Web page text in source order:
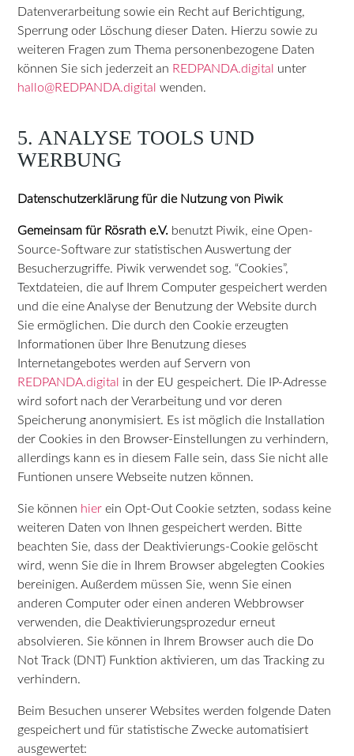
Datenverarbeitung sowie ein Recht auf Berichtigung,
Sperrung oder Löschung dieser Daten. Hierzu sowie zu
weiteren Fragen zum Thema personenbezogene Daten
können Sie sich jederzeit an REDPANDA.digital
unter
hallo@REDPANDA.digitalwenden.
5. ANALYSE TOOLS UND
WERBUNG
Datenschutzerklärung für die Nutzung von Piwik
Gemeinsam für Rösrath e.V. benutzt Piwik, eine Open-
Source-Software zur statistischen Auswertung der
Besucherzugriffe. Piwik verwendet sog. “Cookies”,
Textdateien, die auf Ihrem Computer gespeichert werden
und die eine Analyse der Benutzung der Website durch
Sie ermöglichen. Die durch den Cookie erzeugten
Informationen über Ihre Benutzung dieses
Internetangebotes werden auf Servern von
REDPANDA.digital
in der EU gespeichert. Die IP-Adresse
wird sofort nach der Verarbeitung und vor deren
Speicherung anonymisiert. Es ist möglich die Installation
der Cookies in den Browser-Einstellungen zu verhindern,
allerdings kann es in diesem Falle sein, dass Sie nicht alle
Funtionen unsere Webseite nutzen können.
Sie können hier ein Opt-Out Cookie setzten, sodass keine
weiteren Daten von Ihnen gespeichert werden. Bitte
beachten Sie, dass der Deaktivierungs-Cookie gelöscht
wird, wenn Sie die in Ihrem Browser abgelegten Cookies
bereinigen. Außerdem müssen Sie, wenn Sie einen
anderen Computer oder einen anderen Webbrowser
verwenden, die Deaktivierungsprozedur erneut
absolvieren. Sie können in Ihrem Browser auch die Do
Not Track (DNT) Funktion aktivieren, um das Tracking zu
verhindern.
Beim Besuchen unserer Websites werden folgende Daten
gespeichert und für statistische Zwecke automatisiert
ausgewertet: